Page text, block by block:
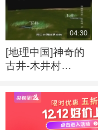
04:30
[地理中国]神奇的
古井-木井村
与救命井